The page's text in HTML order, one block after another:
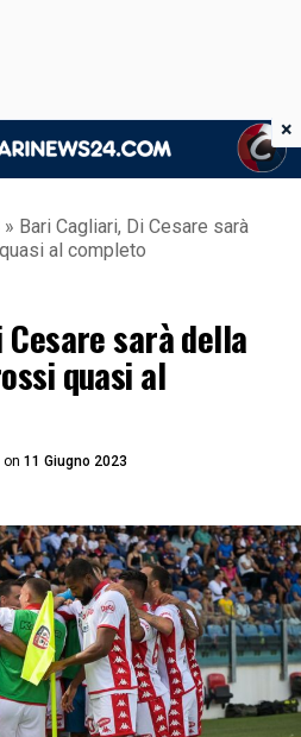
» Bari Cagliari, Di Cesare sarà
al completo
sarà della
quasi al
on 11 Giugno 2023
×